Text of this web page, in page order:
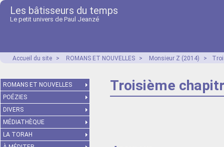
Les bâtisseurs du temps
Le petit univers de Paul Jeanzé
Accueil du site > ROMANS ET NOUVELLES > Monsieur Z (2014) >
Troisième
ROMANS ET NOUVELLES
POÉZIES
DIVERS
MÉDIATHÈQUE
LA TORAH